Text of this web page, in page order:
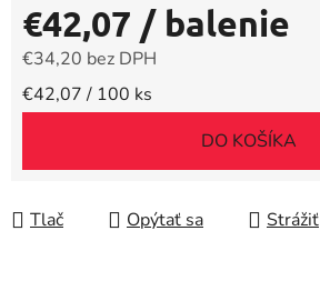
€42,07 / balenie
€34,20 bez DPH
Jednotková cena:
€42,07 / 100 ks
DO KOŠÍKA
Tlač Opýtať sa Strážiť